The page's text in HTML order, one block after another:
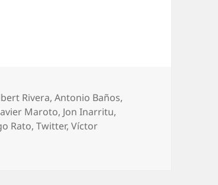
Rivera,Antonio Baños,
Maroto, Jon Inarritu,
Rato,Twitter,Víctor